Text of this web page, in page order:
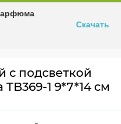
11, к. 1
с подсветкой
1 9*7*14 см
Скачать